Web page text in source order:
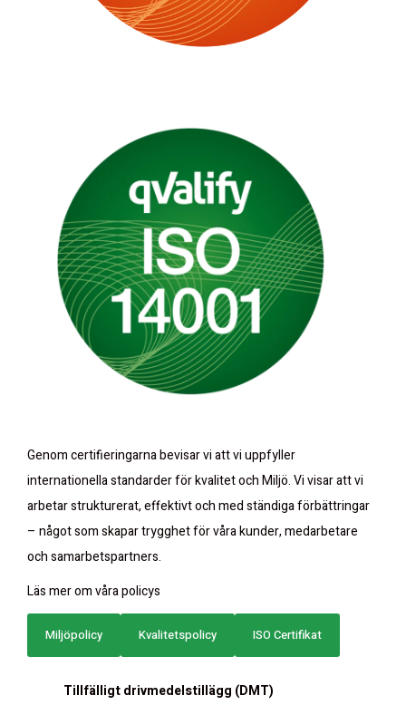
Genom certifieringarna bevisar vi att vi uppfyller
internationella standarder för kvalitet och Miljö. Vi visar att vi
arbetar strukturerat, effektivt och med ständiga förbättringar
– något som skapar trygghet för våra kunder, medarbetare
och samarbetspartners.
Läs mer om våra policys
Miljöpolicy Kvalitetspolicy ISO Certifikat
Tillfälligt drivmedelstillägg (DMT)